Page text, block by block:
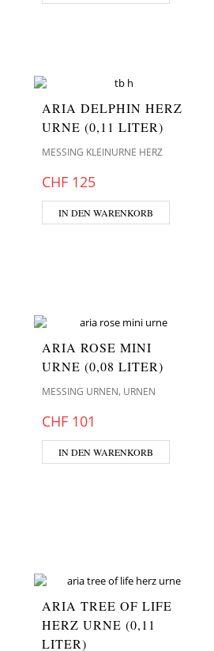
ARIA DELPHIN HERZ
URNE (0,11 LITER)
MESSING KLEINURNE HERZ
CHF 125
IN DEN WARENKORB
ARIA ROSE MINI
URNE (0,08 LITER)
MESSING URNEN, URNEN
CHF 101
IN DEN WARENKORB
ARIA TREE OF LIFE
HERZ URNE (0,11
LITER)